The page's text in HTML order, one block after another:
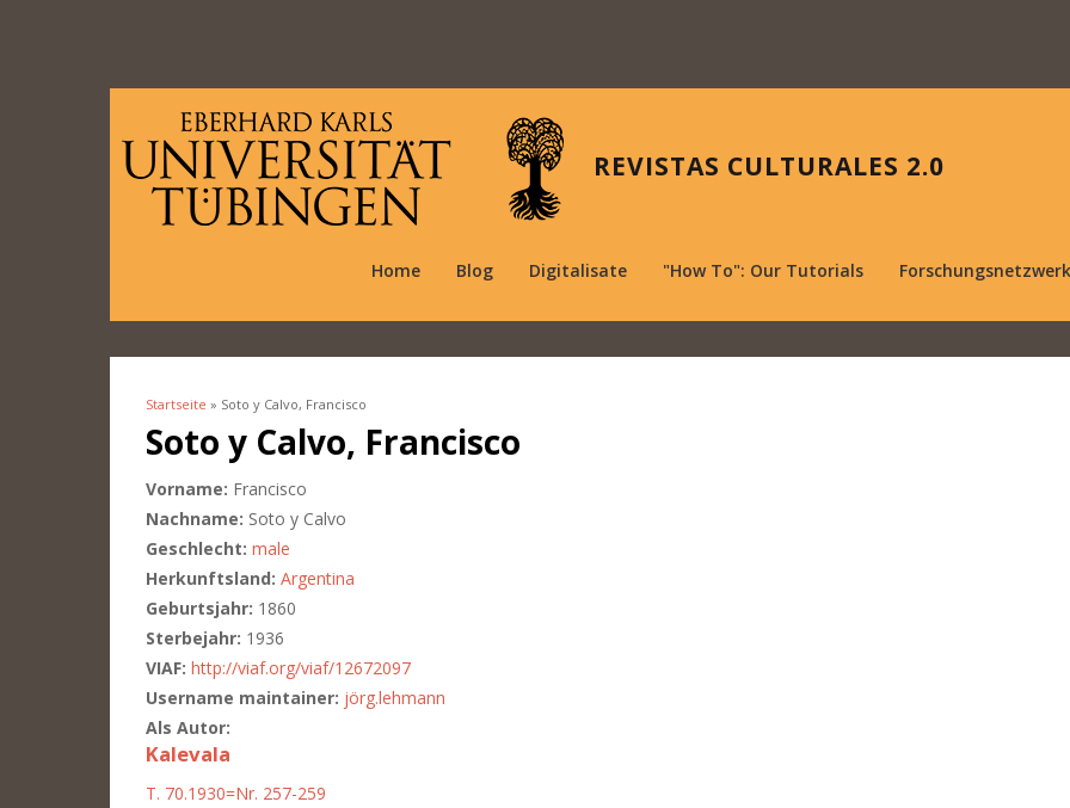
REVISTAS CULTURALES 2.0
Home Blog Digitalisate "How To": Our Tutorials Forschungsnetzwerk
Sie sind hier
Startseite » Soto y Calvo, Francisco
Soto y Calvo, Francisco
Vorname: Francisco
Nachname: Soto y Calvo
Geschlecht: male
Herkunftsland: Argentina
Geburtsjahr: 1860
Sterbejahr: 1936
VIAF: http://viaf.org/viaf/12672097
Username maintainer: jörg.lehmann
Als Autor:
Kalevala
T. 70.1930=Nr. 257-259